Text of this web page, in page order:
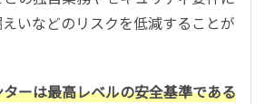
いなどのリスクを低減することが
ーは最高レベルの安全基準である